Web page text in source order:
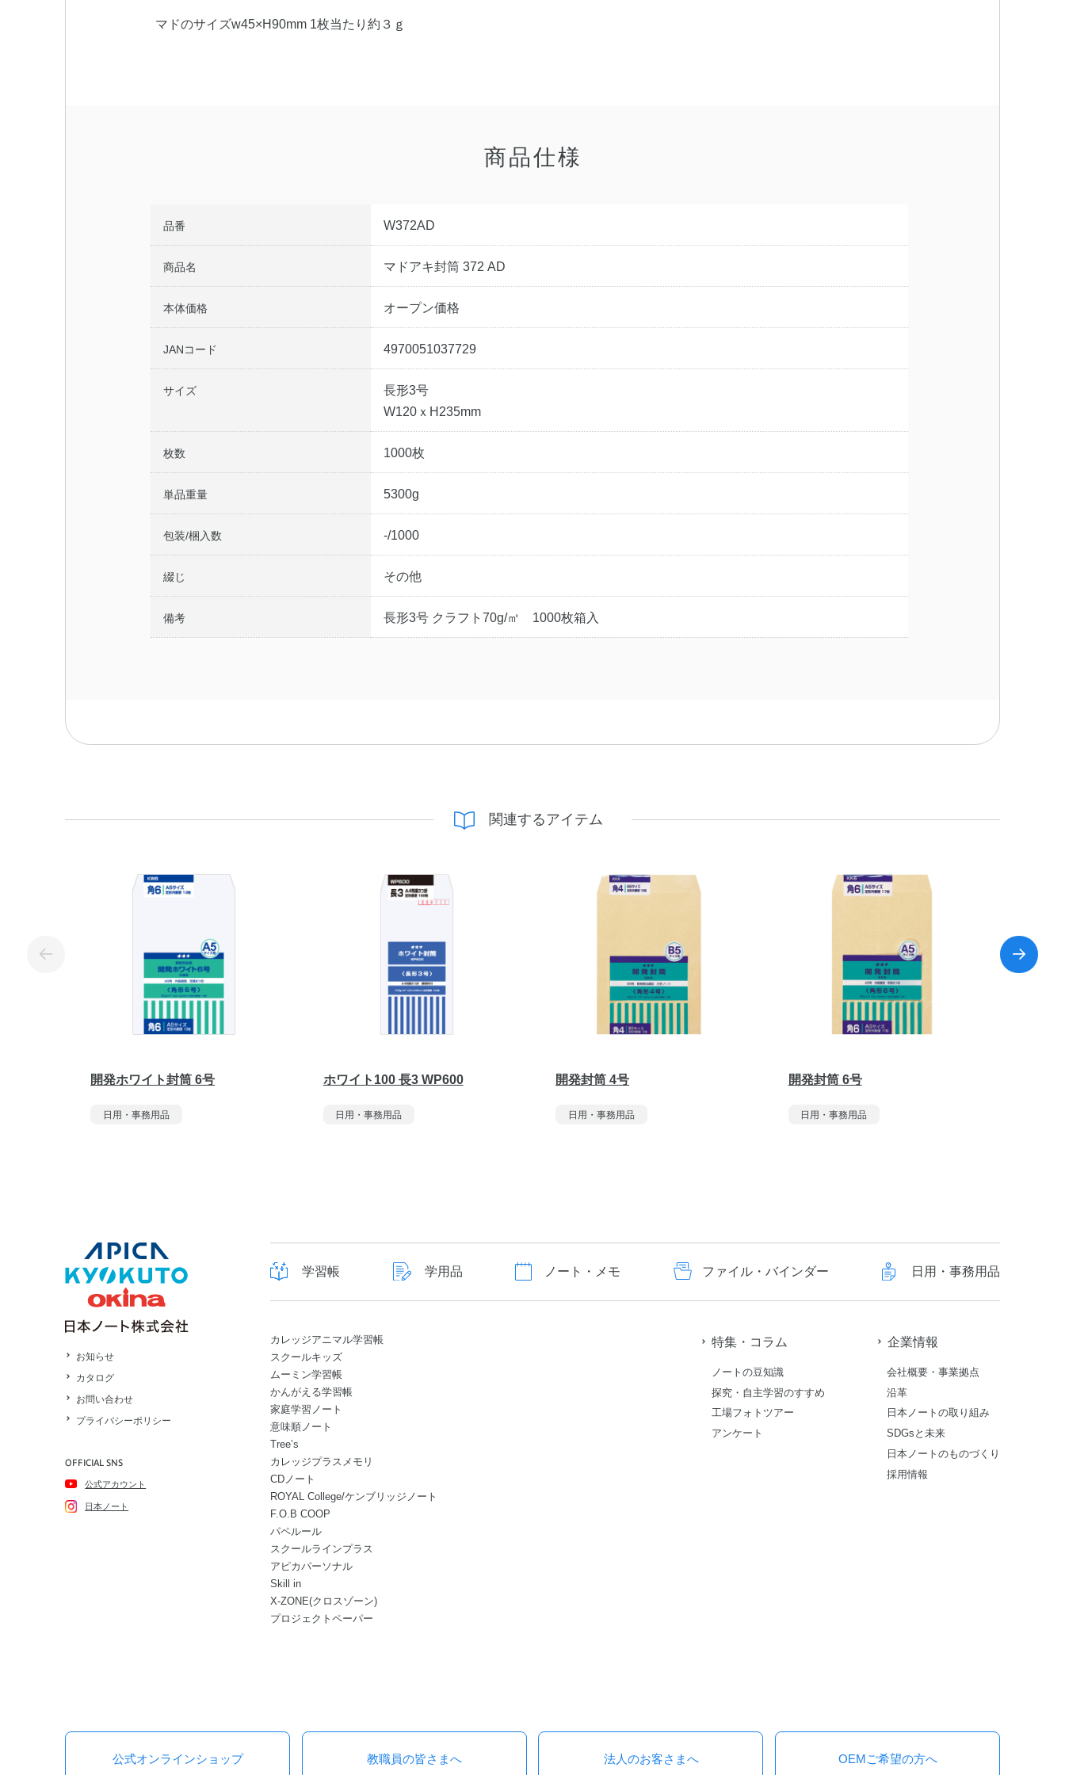
マドのサイズw45×H90mm 1枚当たり約３ｇ
商品仕様
品番 W372AD
商品名 マドアキ封筒 372 AD
本体価格 オープン価格
JANコード 4970051037729
サイズ
長形3号
W120ｘH235mm
枚数 1000枚
単品重量 5300g
包装/梱入数 -/1000
綴じ その他
備考 長形3号 クラフト70g/㎡ 1000枚箱入
関連するアイテム
開発ホワイト封筒 6号
日用・事務用品
ホワイト100 長3 WP600
日用・事務用品
開発封筒 4号
日用・事務用品
開発封筒 6号
日用・事務用品
お知らせ
カタログ
お問い合わせ
プライバシーポリシー
OFFICIAL SNS
公式アカウント
日本ノート
学習帳 学用品 ノート・メモ ファイル・バインダー 日用・事務用品
カレッジアニマル学習帳
スクールキッズ
ムーミン学習帳
かんがえる学習帳
家庭学習ノート
意味順ノート
Tree’s
カレッジプラスメモリ
CDノート
ROYAL College/ケンブリッジノート
F.O.B COOP
パペルール
スクールラインプラス
アピカパーソナル
Skill in
X-ZONE(クロスゾーン)
プロジェクトペーパー
特集・コラム
ノートの豆知識
探究・自主学習のすすめ
工場フォトツアー
アンケート
企業情報
会社概要・事業拠点
沿革
日本ノートの取り組み
SDGsと未来
日本ノートのものづくり
採用情報
公式オンラインショップ 教職員の皆さまへ 法人のお客さまへ OEMご希望の方へ